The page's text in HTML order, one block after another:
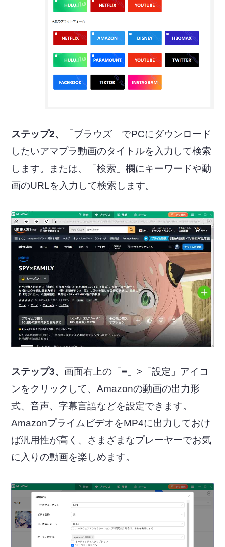
ステップ2、
「ブラウズ」でPCにダウンロード
したいアマプラ動画のタイトルを入力して検索
します。または、「検索」欄にキーワードや動
画のURLを入力して検索します。
ステップ3、 画面右上の「≡」>「設定」アイコ
ンをクリックして、Amazonの動画の出力形
式、音声、字幕言語などを設定できます。
AmazonプライムビデオをMP4に出力しておけ
ば汎用性が高く、さまざまなプレーヤーでお気
に入りの動画を楽しめます。